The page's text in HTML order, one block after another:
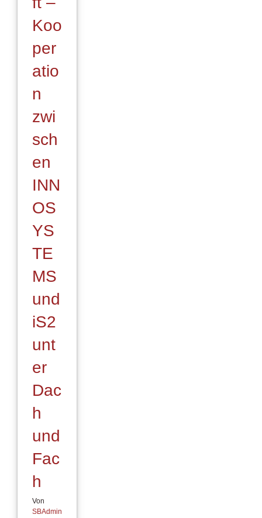
Koo
per
atio
n
zwi
sch
en
INN
OS
YS
TE
MS
und
iS2
unt
er
Dac
h
und
Fac
h
Von
SBAdmin